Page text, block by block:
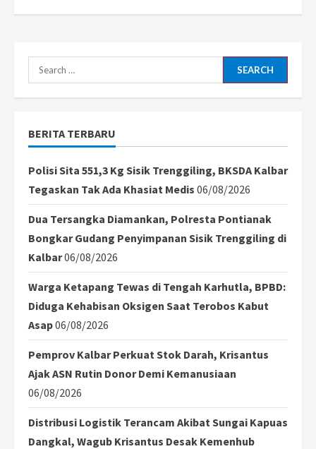
Search
for:
BERITA TERBARU
Polisi Sita 551,3 Kg Sisik Trenggiling, BKSDA Kalbar
Tegaskan Tak Ada Khasiat Medis 06/08/2026
Dua Tersangka Diamankan, Polresta Pontianak
Bongkar Gudang Penyimpanan Sisik Trenggiling di
Kalbar06/08/2026
Warga Ketapang Tewas di Tengah Karhutla, BPBD:
Diduga Kehabisan Oksigen Saat Terobos Kabut
Asap06/08/2026
Pemprov Kalbar Perkuat Stok Darah, Krisantus
Ajak ASN Rutin Donor Demi Kemanusiaan
06/08/2026
Distribusi Logistik Terancam Akibat Sungai Kapuas
Dangkal, Wagub Krisantus Desak Kemenhub